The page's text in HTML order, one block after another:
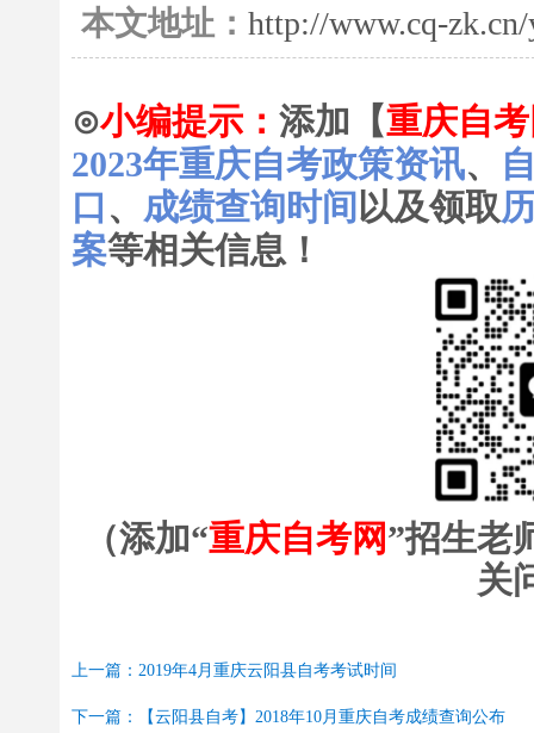
本文地址： http://www.cq-
⊙小编提示： 添加【重庆自
2023年重庆自考政策资讯、
口 、 成绩查询时间 以及领取
案等相关信息！
（添加“重庆自考网”招生老
关
上一篇：2019年4月重庆云阳县自考考试时间
下一篇：【云阳县自考】2018年10月重庆自考成绩查询公布